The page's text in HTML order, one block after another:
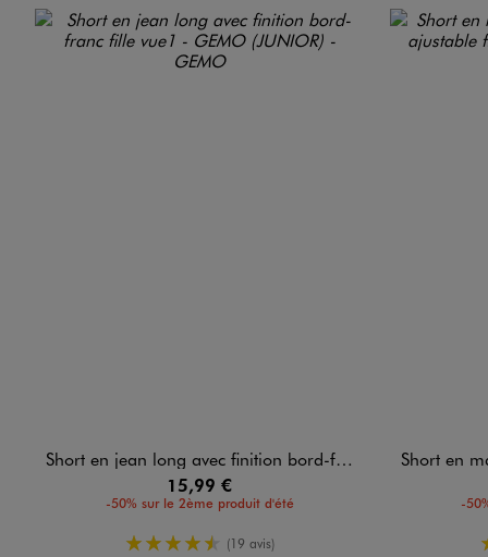
Short en jean long avec finition bord-franc fille
15,99 €
-50% sur le 2ème produit d'été
4.5/5 de moyenne
(19 avis)
Short en maille
-